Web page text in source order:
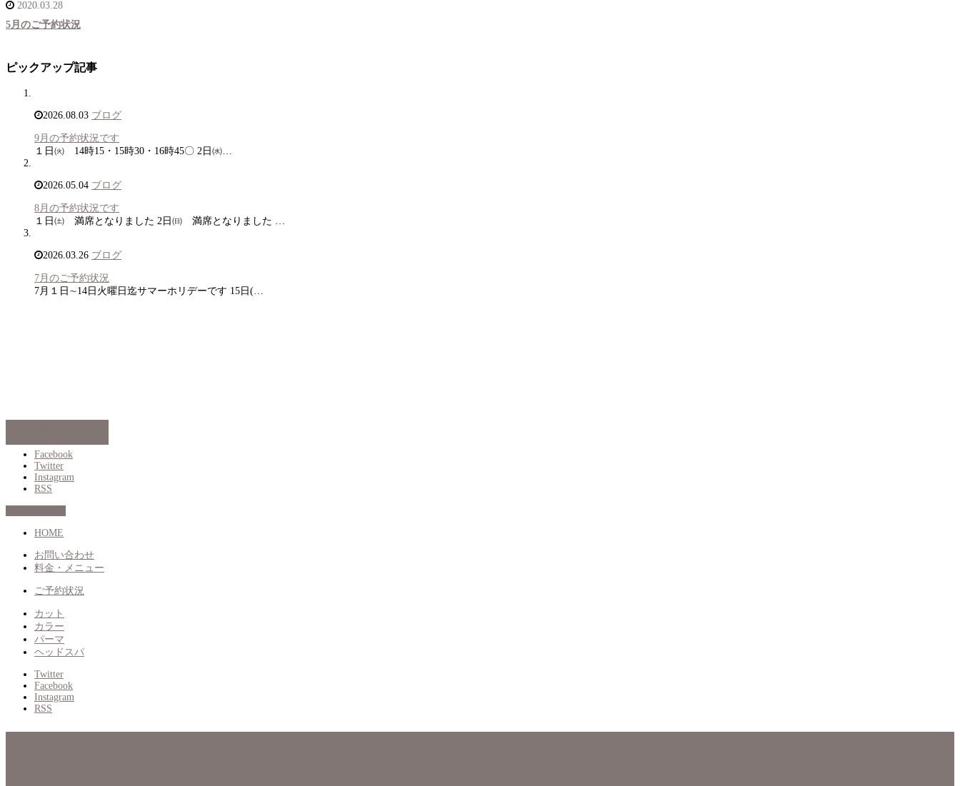
2020.03.28
5月のご予約状況
ピックアップ記事
2026.08.03 ブログ
9月の予約状況です
１日㈫ 14時15・15時30・16時45〇 2日㈬…
2026.05.04 ブログ
8月の予約状況です
１日㈯ 満席となりました 2日㈰ 満席となりました …
2026.03.26 ブログ
7月のご予約状況
7月１日∼14日火曜日迄サマーホリデーです 15日(…
Facebook
Twitter
Instagram
RSS
HOME
お問い合わせ
料金・メニュー
ご予約状況
カット
カラー
パーマ
ヘッドスパ
Twitter
Facebook
Instagram
RSS